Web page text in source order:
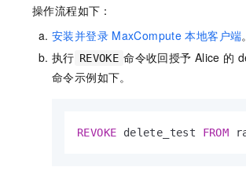
操作流程如下：
安装并登录 MaxCompute 本地客户端。
执行 REVOKE 命令收回授予 Alice 的
命令示例如下。
REVOKE delete_test FROM